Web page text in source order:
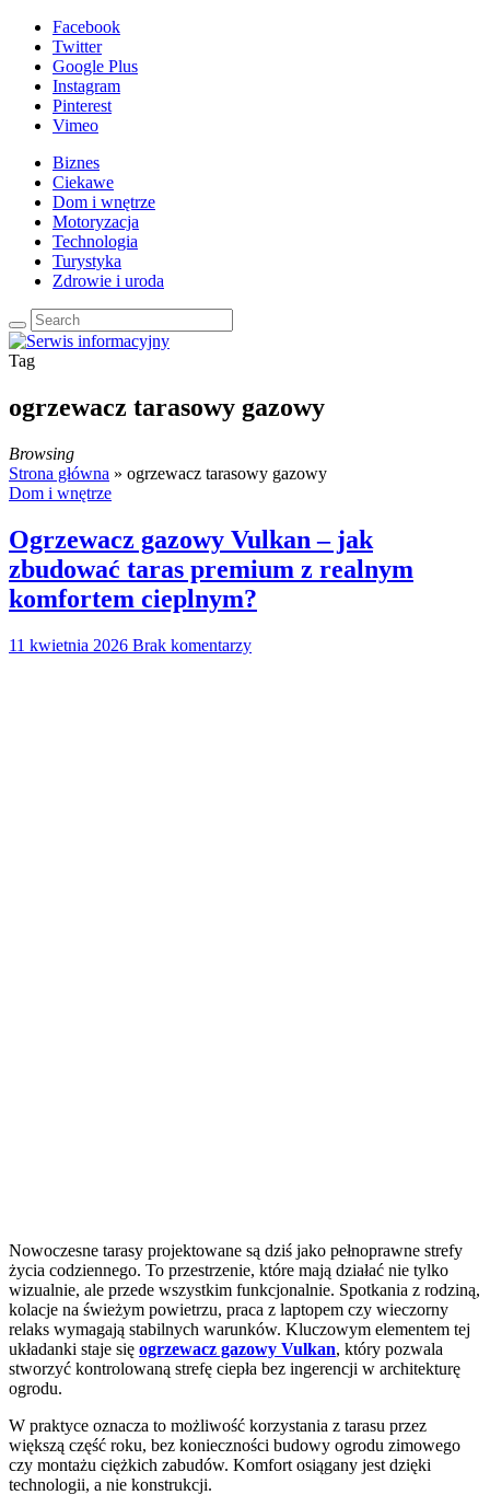
Facebook
Twitter
Google Plus
Instagram
Pinterest
Vimeo
Biznes
Ciekawe
Dom i wnętrze
Motoryzacja
Technologia
Turystyka
Zdrowie i uroda
Tag
ogrzewacz tarasowy gazowy
Browsing
Strona główna » ogrzewacz tarasowy gazowy
Dom i wnętrze
Ogrzewacz gazowy Vulkan – jak
zbudować taras premium z realnym
komfortem cieplnym?
11 kwietnia 2026 Brak komentarzy
Nowoczesne tarasy projektowane są dziś jako pełnoprawne strefy
życia codziennego. To przestrzenie, które mają działać nie tylko
wizualnie, ale przede wszystkim funkcjonalnie. Spotkania z rodziną,
kolacje na świeżym powietrzu, praca z laptopem czy wieczorny
relaks wymagają stabilnych warunków. Kluczowym elementem tej
układanki staje się ogrzewacz gazowy Vulkan, który pozwala
stworzyć kontrolowaną strefę ciepła bez ingerencji w architekturę
ogrodu.
W praktyce oznacza to możliwość korzystania z tarasu przez
większą część roku, bez konieczności budowy ogrodu zimowego
czy montażu ciężkich zabudów. Komfort osiągany jest dzięki
technologii, a nie konstrukcji.